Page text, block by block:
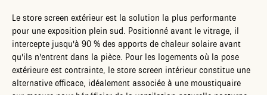
Le store screen extérieur est la solution la plus performante
pour une exposition plein sud. Positionné avant le vitrage, il
intercepte jusqu'à 90 % des apports de chaleur solaire avant
qu'ils n'entrent dans la pièce. Pour les logements où la pose
extérieure est contrainte, le store screen intérieur constitue une
alternative efficace, idéalement associée à une moustiquaire